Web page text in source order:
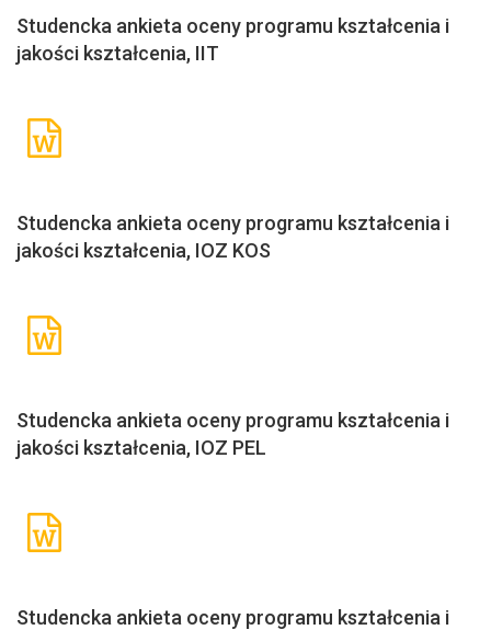
Studencka ankieta oceny programu kształcenia i
jakości kształcenia, IIT
Studencka ankieta oceny programu kształcenia i
jakości kształcenia, IOZ KOS
Studencka ankieta oceny programu kształcenia i
jakości kształcenia, IOZ PEL
Studencka ankieta oceny programu kształcenia i